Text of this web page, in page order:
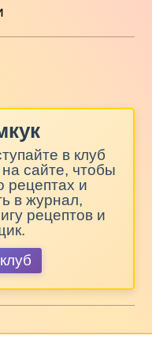
в клуб
сайте, чтобы
рецептах и
в журнал,
рецептов и